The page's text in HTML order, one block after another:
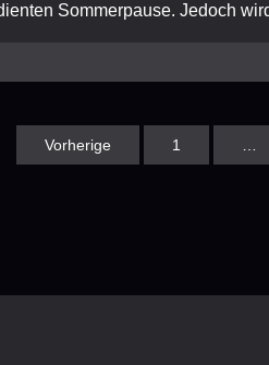
Sommerpause. Jedoch
Vorherige 1